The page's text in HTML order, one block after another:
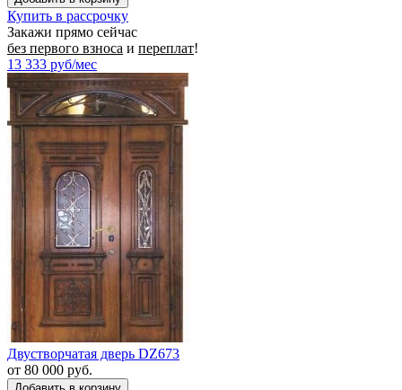
Купить в рассрочку
Закажи прямо сейчас
без первого взноса и переплат!
13 333 руб/мес
Двустворчатая дверь DZ673
от 80 000 руб.